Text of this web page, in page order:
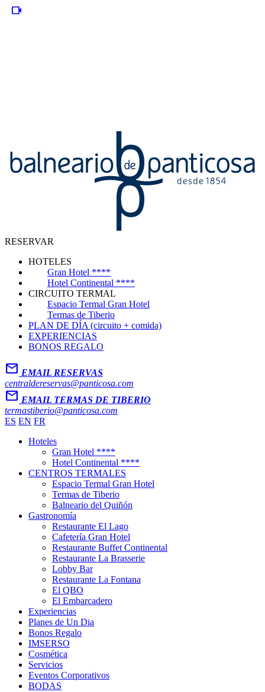
videocam
RESERVAR
HOTELES
Gran Hotel ****
Hotel Continental ****
CIRCUITO TERMAL
Espacio Termal Gran Hotel
Termas de Tiberio
PLAN DE DÍA (circuito + comida)
EXPERIENCIAS
BONOS REGALO
Mail EMAIL RESERVAS
centraldereservas@panticosa.com
Mail EMAIL TERMAS DE TIBERIO
termastiberio@panticosa.com
ES EN FR
Hoteles
Gran Hotel ****
Hotel Continental ****
CENTROS TERMALES
Espacio Termal Gran Hotel
Termas de Tiberio
Balneario del Quiñón
Gastronomía
Restaurante El Lago
Cafetería Gran Hotel
Restaurante Buffet Continental
Restaurante La Brasserie
Lobby Bar
Restaurante La Fontana
El QBO
El Embarcadero
Experiencias
Planes de Un Dia
Bonos Regalo
IMSERSO
Cosmética
Servicios
Eventos Corporativos
BODAS